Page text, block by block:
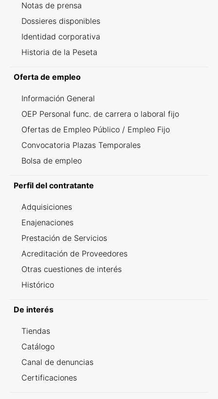
Notas de prensa
Dossieres disponibles
Identidad corporativa
Historia de la Peseta
Oferta de empleo
Información General
OEP Personal func. de carrera o laboral fijo
Ofertas de Empleo Público / Empleo Fijo
Convocatoria Plazas Temporales
Bolsa de empleo
Perfil del contratante
Adquisiciones
Enajenaciones
Prestación de Servicios
Acreditación de Proveedores
Otras cuestiones de interés
Histórico
De interés
Tiendas
Catálogo
Canal de denuncias
Certificaciones